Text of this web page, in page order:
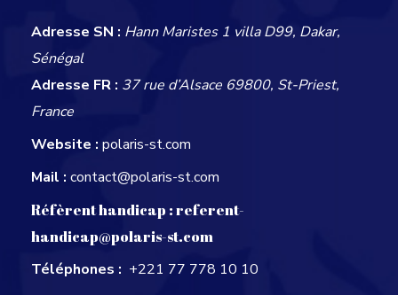
Adresse SN : Hann Maristes 1 villa D99, Dakar,
Sénégal
Adresse FR : 37 rue d’Alsace 69800, St-Priest,
France
Website : polaris-st.com
Mail : contact@polaris-st.com
Réfèrent handicap :referent-
handicap@polaris-st.com
Téléphones : +221 77 778 10 10